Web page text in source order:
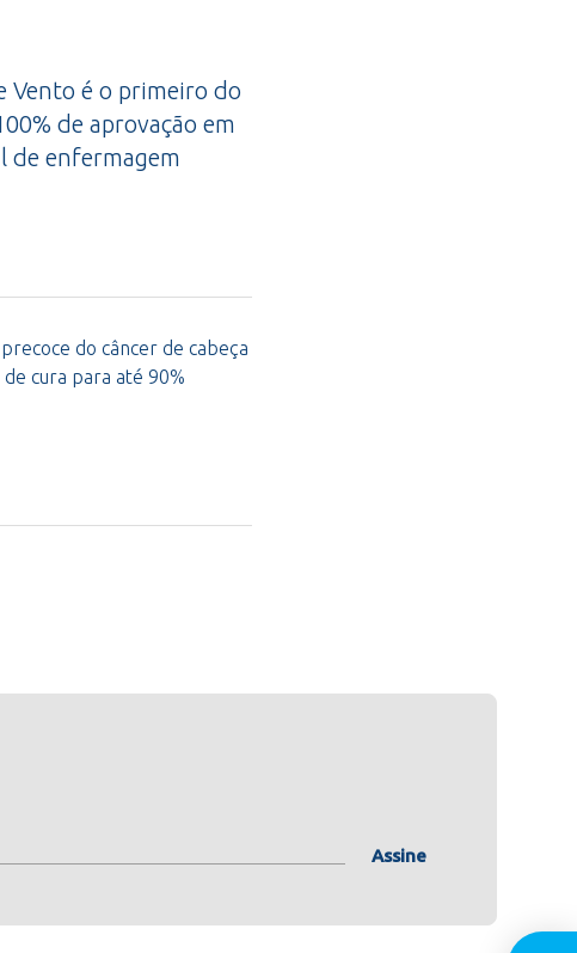
Vento é o primeiro do
de aprovação em
de enfermagem
do câncer de cabeça
cura para até 90%
Assine